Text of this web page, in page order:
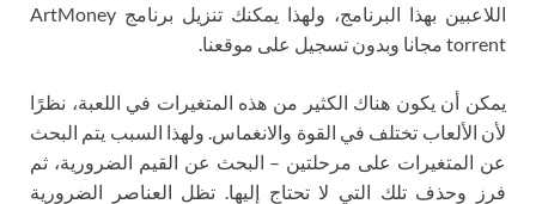
اللاعبين بهذا البرنامج، ولهذا يمكنك تنزيل برنامج ArtMoney
torrent مجانا وبدون تسجيل على موقعنا.
يمكن أن يكون هناك الكثير من هذه المتغيرات في اللعبة، نظرًا
لأن الألعاب تختلف في القوة والانغماس. ولهذا السبب يتم البحث
عن المتغيرات على مرحلتين – البحث عن القيم الضرورية، ثم
فرز وحذف تلك التي لا تحتاج إليها. تظل العناصر الضرورية